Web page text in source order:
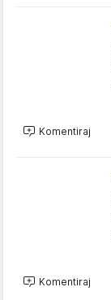
Komentiraj
Komentiraj